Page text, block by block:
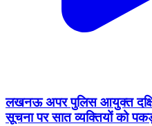
लखनऊ अपर पुलिस आयुक्त दक्षिणी
सूचना पर सात व्यक्तियों को